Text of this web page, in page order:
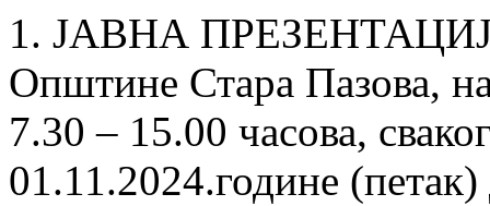
1. ЈАВНА ПРЕЗЕНТАЦИЈА
Oпштине Стара Пазова,
7.30 – 15.00 часова,
01.11.2024.године